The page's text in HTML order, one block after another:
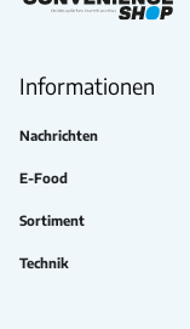
Informationen
Nachrichten
E-Food
Sortiment
Technik